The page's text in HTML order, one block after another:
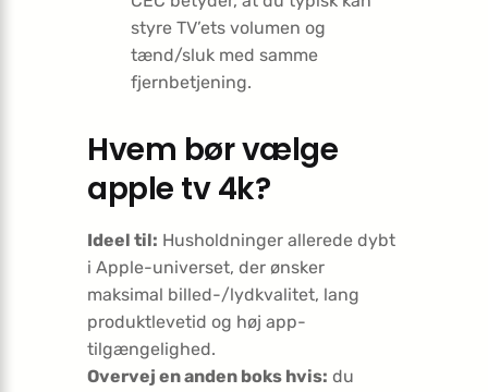
styre TV’ets volumen og
tænd/sluk med samme
fjernbetjening.
Hvem bør vælge
apple tv 4k?
Ideel til: Husholdninger allerede dybt
i Apple-universet, der ønsker
maksimal billed-/lydkvalitet, lang
produktlevetid og høj app-
tilgængelighed.
Overvej en anden boks hvis: du